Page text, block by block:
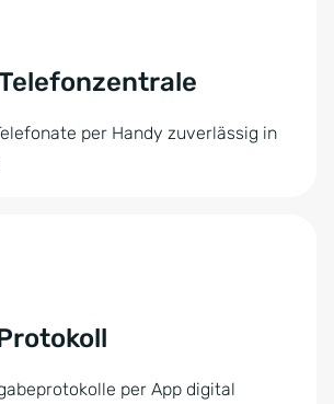
per Handy zuverlässig in
per App digital